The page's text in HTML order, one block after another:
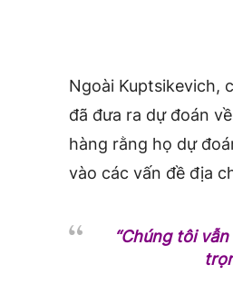
Ngoài Kuptsikevich,
đã đưa ra dự đoán
hàng rằng họ dự
vào các vấn đề địa
“Chúng tôi